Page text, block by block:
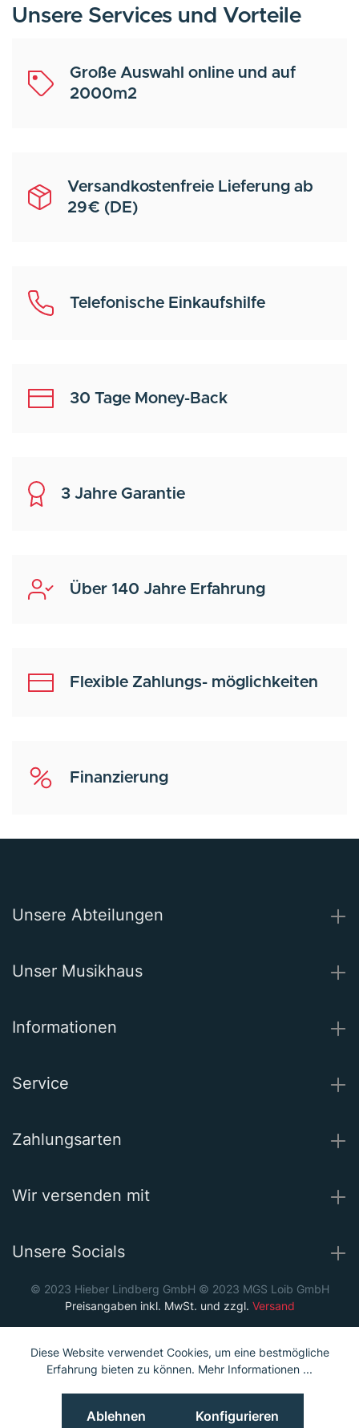
Unsere Services und Vorteile
Große Auswahl online und auf
2000m2
Versandkostenfreie Lieferung ab
29€ (DE)
Telefonische Einkaufshilfe
30 Tage Money-Back
3 Jahre Garantie
Über 140 Jahre Erfahrung
Flexible Zahlungs- möglichkeiten
Finanzierung
Unsere Abteilungen
Unser Musikhaus
Informationen
Service
Zahlungsarten
Wir versenden mit
Unsere Socials
© 2023 Hieber Lindberg GmbH © 2023 MGS Loib GmbH
Preisangaben inkl. MwSt. und zzgl. Versand
Diese Website verwendet Cookies, um eine bestmögliche
Erfahrung bieten zu können. Mehr Informationen ...
Ablehnen Konfigurieren